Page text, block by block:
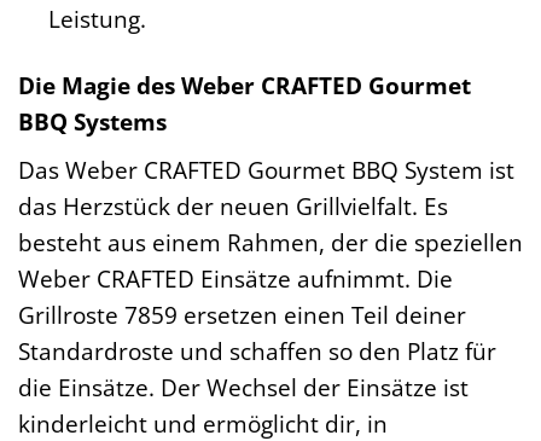
Leistung.
Die Magie des Weber CRAFTED Gourmet
BBQ Systems
Das Weber CRAFTED Gourmet BBQ System ist
das Herzstück der neuen Grillvielfalt. Es
besteht aus einem Rahmen, der die speziellen
Weber CRAFTED Einsätze aufnimmt. Die
Grillroste 7859 ersetzen einen Teil deiner
Standardroste und schaffen so den Platz für
die Einsätze. Der Wechsel der Einsätze ist
kinderleicht und ermöglicht dir, in